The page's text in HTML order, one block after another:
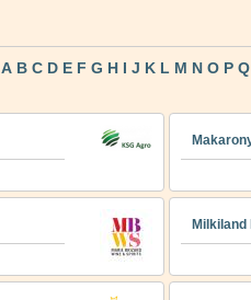
A B C D E F G H I J K L M N O P Q
Milkiland